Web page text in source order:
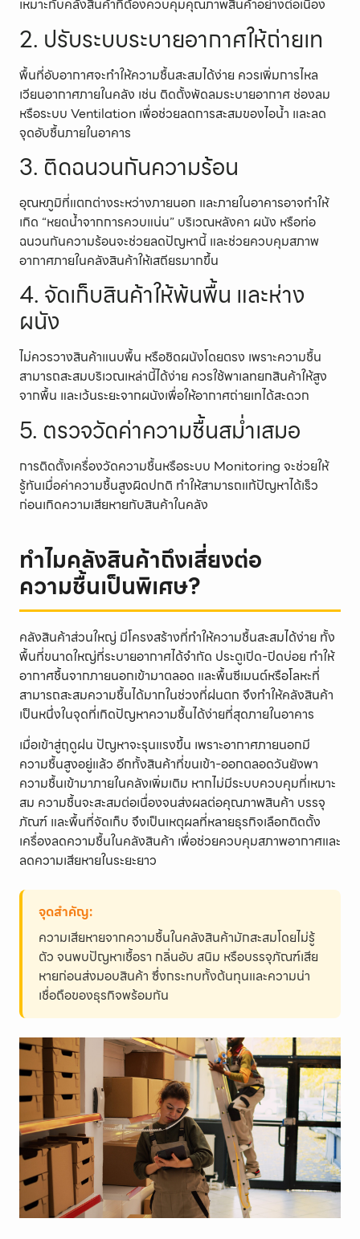
เหมาะกับคลังสินค้าที่ต้องควบคุมคุณภาพสินค้าอย่างต่อเนื่อง
2. ปรับระบบระบายอากาศให้ถ่ายเท
พื้นที่อับอากาศจะทำให้ความชื้นสะสมได้ง่าย ควรเพิ่มการไหล
เวียนอากาศภายในคลัง เช่น ติดตั้งพัดลมระบายอากาศ ช่องลม
หรือระบบ Ventilation เพื่อช่วยลดการสะสมของไอน้ำ และลด
จุดอับชื้นภายในอาคาร
3. ติดฉนวนกันความร้อน
อุณหภูมิที่แตกต่างระหว่างภายนอก และภายในอาคารอาจทำให้
เกิด “หยดน้ำจากการควบแน่น” บริเวณหลังคา ผนัง หรือท่อ
ฉนวนกันความร้อนจะช่วยลดปัญหานี้ และช่วยควบคุมสภาพ
อากาศภายในคลังสินค้าให้เสถียรมากขึ้น
4. จัดเก็บสินค้าให้พ้นพื้น และห่าง
ผนัง
ไม่ควรวางสินค้าแนบพื้น หรือชิดผนังโดยตรง เพราะความชื้น
สามารถสะสมบริเวณเหล่านี้ได้ง่าย ควรใช้พาเลทยกสินค้าให้สูง
จากพื้น และเว้นระยะจากผนังเพื่อให้อากาศถ่ายเทได้สะดวก
5. ตรวจวัดค่าความชื้นสม่ำเสมอ
การติดตั้งเครื่องวัดความชื้นหรือระบบ Monitoring จะช่วยให้
รู้ทันเมื่อค่าความชื้นสูงผิดปกติ ทำให้สามารถแก้ปัญหาได้เร็ว
ก่อนเกิดความเสียหายกับสินค้าในคลัง
ทำไมคลังสินค้าถึงเสี่ยงต่อ
ความชื้นเป็นพิเศษ?
คลังสินค้าส่วนใหญ่ มีโครงสร้างที่ทำให้ความชื้นสะสมได้ง่าย ทั้ง
พื้นที่ขนาดใหญ่ที่ระบายอากาศได้จำกัด ประตูเปิด-ปิดบ่อย ทำให้
อากาศชื้นจากภายนอกเข้ามาตลอด และพื้นซีเมนต์หรือโลหะที่
สามารถสะสมความชื้นได้มากในช่วงที่ฝนตก จึงทำให้คลังสินค้า
เป็นหนึ่งในจุดที่เกิดปัญหาความชื้นได้ง่ายที่สุดภายในอาคาร
เมื่อเข้าสู่ฤดูฝน ปัญหาจะรุนแรงขึ้น เพราะอากาศภายนอกมี
ความชื้นสูงอยู่แล้ว อีกทั้งสินค้าที่ขนเข้า-ออกตลอดวันยังพา
ความชื้นเข้ามาภายในคลังเพิ่มเติม หากไม่มีระบบควบคุมที่เหมาะ
สม ความชื้นจะสะสมต่อเนื่องจนส่งผลต่อคุณภาพสินค้า บรรจุ
ภัณฑ์ และพื้นที่จัดเก็บ จึงเป็นเหตุผลที่หลายธุรกิจเลือกติดตั้ง
เครื่องลดความชื้นในคลังสินค้า เพื่อช่วยควบคุมสภาพอากาศและ
ลดความเสียหายในระยะยาว
จุดสำคัญ:
ความเสียหายจากความชื้นในคลังสินค้ามักสะสมโดยไม่รู้
ตัว จนพบปัญหาเชื้อรา กลิ่นอับ สนิม หรือบรรจุภัณฑ์เสีย
หายก่อนส่งมอบสินค้า ซึ่งกระทบทั้งต้นทุนและความน่า
เชื่อถือของธุรกิจพร้อมกัน